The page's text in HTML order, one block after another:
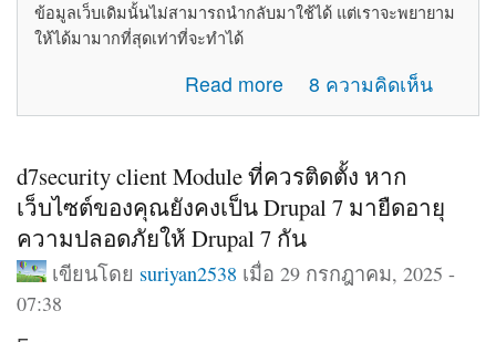
ข้อมูลเว็บเดิมนั้นไม่สามารถนำกลับมาใช้ได้ แต่เราจะพยายาม
ให้ได้มามากที่สุดเท่าที่จะทำได้
Read more
about แจ้งปัญหาการใช้งานภายในเว็บไซต์8 ความคิดเห็น
d7security client Module ที่ควรติดตั้ง หาก
เว็บไซต์ของคุณยังคงเป็น Drupal 7 มายืดอายุ
ความปลอดภัยให้ Drupal 7 กัน
เขียนโดย suriyan2538 เมื่อ 29 กรกฎาคม, 2025 -
07:38